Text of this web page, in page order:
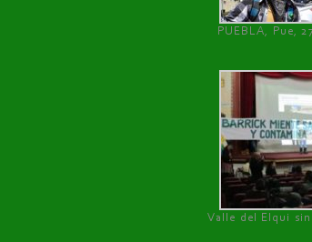
PUEBLA, Pue,
Valle del Elqui